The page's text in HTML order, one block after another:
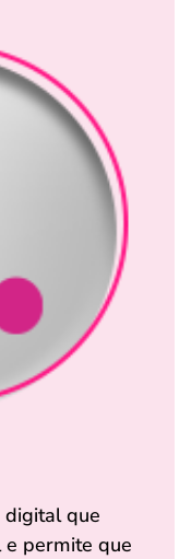
que
permite que